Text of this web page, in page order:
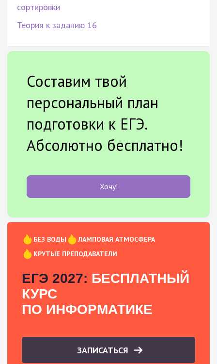
сортировки
Теория к заданию 16
Составим твой
персональный план
подготовки к ЕГЭ.
Абсолютно бесплатно!
Хочу!
БЕЗ ВОДЫ
ЛАМПОВАЯ АТМОСФЕРА
КРУТЫЕ ПРЕПОДАВАТЕЛИ
ЕГЭ 2027: БЕСПЛАТНЫЙ
КУРС
ПО ИНФОРМАТИКЕ
ЗАПИСАТЬСЯ